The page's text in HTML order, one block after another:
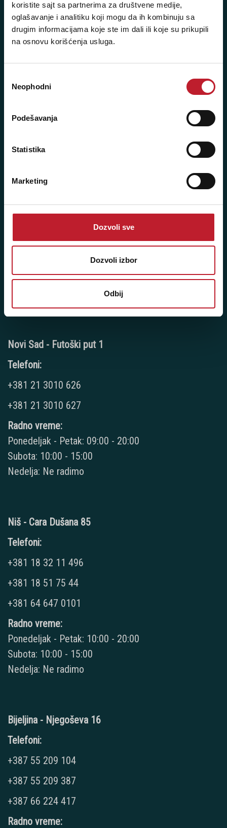
koristite sajt sa partnerima za društvene medije,
oglašavanje i analitiku koji mogu da ih kombinuju sa
drugim informacijama koje ste im dali ili koje su prikupili
na osnovu korišćenja usluga.
сагласности
Neophodni
Podešavanja
Statistika
Marketing
Dozvoli sve
Dozvoli izbor
Odbij
+381 11 2688 068
+381 11 2688 069
Ponedeljak - Petak: 9:00 - 20:00
Subota: 10:00 - 17:00
Novi Beograd - Milutina Milankovića 120D
+381 11 777 7776
+381 11 7777 270
Radno vreme:
Ponedeljak - Petak: 9:00 - 20:00
Subota: 10:00 - 17:00
Novi Sad - Futoški put 1
Telefoni:
+381 21 3010 626
+381 21 3010 627
Radno vreme:
Ponedeljak - Petak: 09:00 - 20:00
Subota: 10:00 - 15:00
Nedelja: Ne radimo
Niš - Cara Dušana 85
Telefoni:
+381 18 32 11 496
+381 18 51 75 44
+381 64 647 0101
Radno vreme:
Ponedeljak - Petak: 10:00 - 20:00
Subota: 10:00 - 15:00
Nedelja: Ne radimo
Bijeljina - Njegoševa 16
Telefoni:
+387 55 209 104
+387 55 209 387
+387 66 224 417
Radno vreme: